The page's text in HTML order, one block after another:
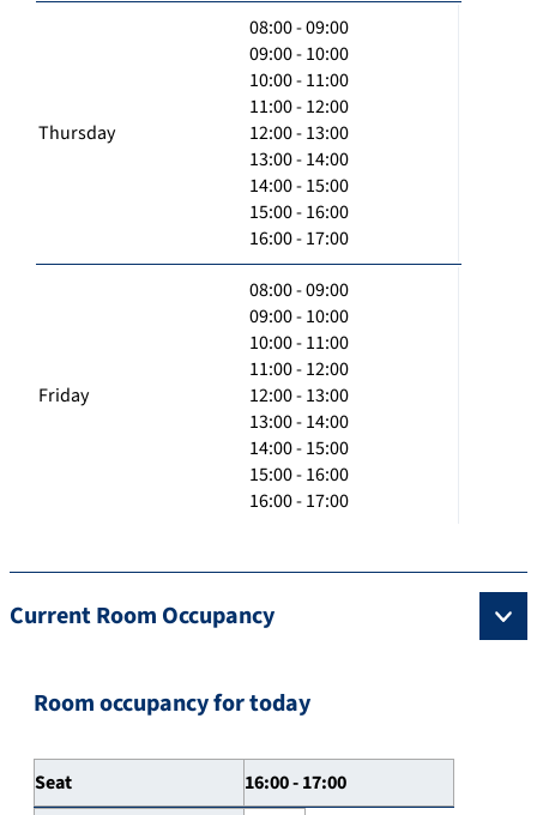
Thursday
08:00 - 09:00
09:00 - 10:00
10:00 - 11:00
11:00 - 12:00
12:00 - 13:00
13:00 - 14:00
14:00 - 15:00
15:00 - 16:00
16:00 - 17:00
Friday
08:00 - 09:00
09:00 - 10:00
10:00 - 11:00
11:00 - 12:00
12:00 - 13:00
13:00 - 14:00
14:00 - 15:00
15:00 - 16:00
16:00 - 17:00
Current Room Occupancy
Room occupancy for today
Seat 16:00 - 17:00